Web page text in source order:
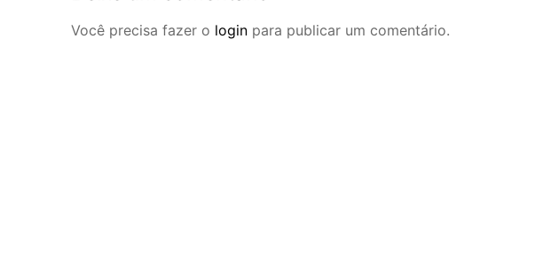
Você precisa fazer o login para publicar um comentário.